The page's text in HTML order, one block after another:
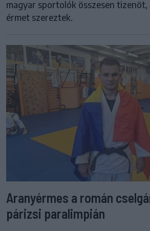
magyar sportolók összesen
érmet szereztek.
Aranyérmes a román
párizsi paralimpián